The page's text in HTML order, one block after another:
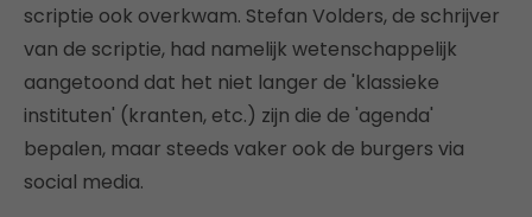
scriptie ook overkwam. Stefan Volders, de schrijver
van de scriptie, had namelijk wetenschappelijk
aangetoond dat het niet langer de 'klassieke
instituten' (kranten, etc.) zijn die de 'agenda'
bepalen, maar steeds vaker ook de burgers via
social media.